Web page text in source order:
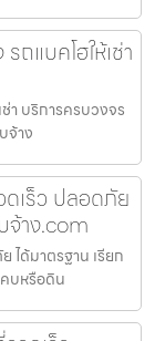
ถแบคโฮให้เช่า
า บริการครบวงจร
จ้าง
เร็ว ปลอดภัย
จ้าง.com
ได้มาตรฐาน เรียก
บหรือดิน